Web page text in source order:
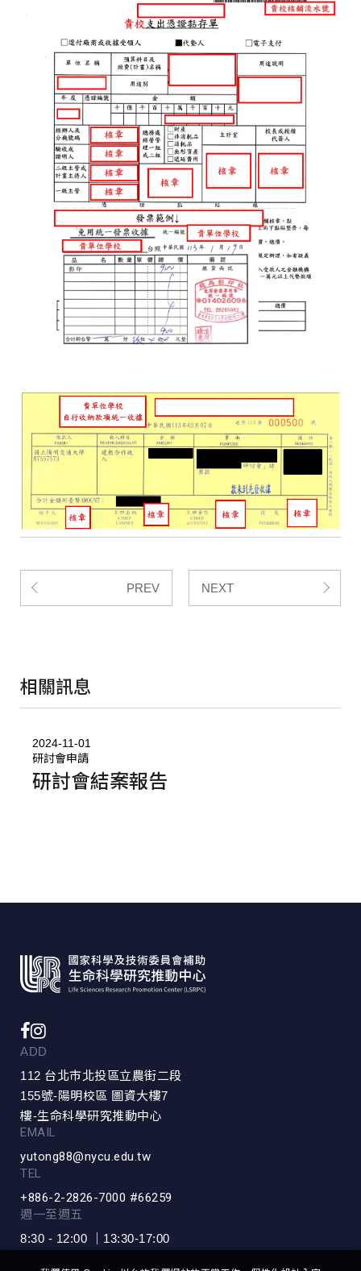
PREV NEXT
相關訊息
2024-11-01
研討會申請
研討會結案報告
ADD
112 台北市北投區立農街二段
155號-陽明校區 圖資大樓7
樓-生命科學研究推動中心
TEL
+886-2-2826-7000 #66259
EMAIL
yutong88@nycu.edu.tw
週一至週五
8:30 - 12:00 ｜13:30-17:00